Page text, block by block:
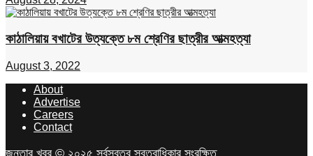
কাঠালিয়ায় বখাটের উত্যক্তে ৮ম শ্রেণির ছাত্রীর আত্মহত্যা
August 3, 2022
About
Advertise
Careers
Contact
জনতার খবর © ২০২৫ সর্বস্বত্ব স্বত্বাধিকার সংরক্ষিত